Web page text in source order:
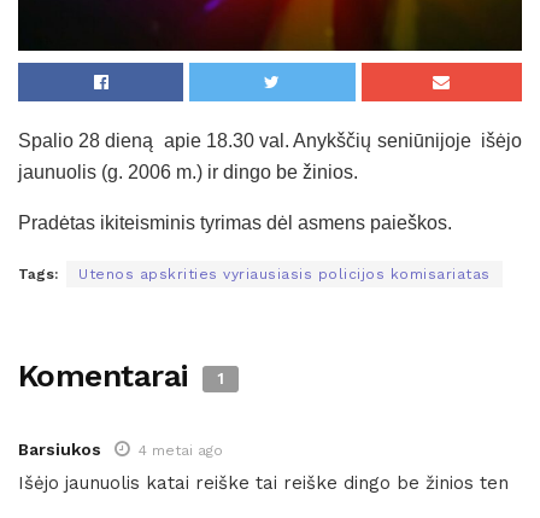
Spalio 28 dieną apie 18.30 val. Anykščių seniūnijoje išėjo
jaunuolis (g. 2006 m.) ir dingo be žinios.
Pradėtas ikiteisminis tyrimas dėl asmens paieškos.
Tags: Utenos apskrities vyriausiasis policijos komisariatas
Komentarai 1
Barsiukos 4 metai ago
Išėjo jaunuolis katai reiške tai reiške dingo be žinios ten